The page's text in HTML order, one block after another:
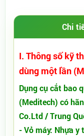
Chi
I. Thông số kỹ
dùng một lần
Dụng cụ cắt bao
(Meditech) có
Co.Ltd / Trung
- Vỏ máy: Nhựa y